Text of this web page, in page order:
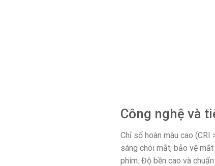
Công nghệ và
Chỉ số hoàn màu cao
sáng chói mắt, bảo vệ
phim. Độ bền cao và